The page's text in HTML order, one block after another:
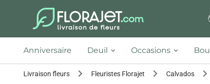
Anniversaire Deuil Occasions
Livraison fleurs Fleuristes Florajet Calvados